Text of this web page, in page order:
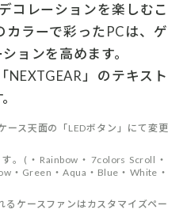
コレーションを楽しむこ
カラーで彩ったPCは、ゲ
ョンを高めます。
」のテキスト
ース天面の「LEDボタン」にて変更
。(・Rainbow・7colors Scroll・
・Green・Aqua・Blue・White・
るケースファンはカスタマイズペー